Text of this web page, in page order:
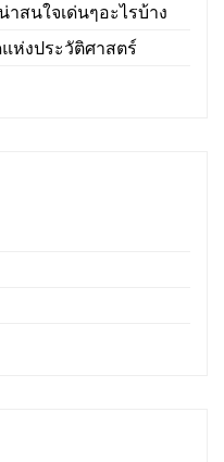
สนใจเด่นๆอะไรบ้าง
ห่งประวัติศาสตร์